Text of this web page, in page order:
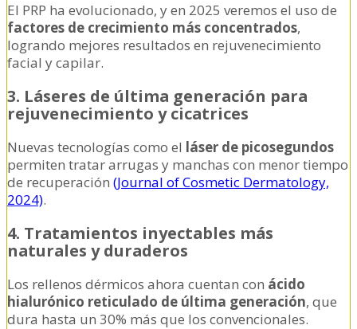
El PRP ha evolucionado, y en 2025 veremos el uso de
factores de crecimiento más concentrados,
logrando mejores resultados en rejuvenecimiento
facial y capilar.
3. Láseres de última generación para
rejuvenecimiento y cicatrices
Nuevas tecnologías como el láser de picosegundos
permiten tratar arrugas y manchas con menor tiempo
de recuperación (Journal of Cosmetic Dermatology,
2024).
4. Tratamientos inyectables más
naturales y duraderos
Los rellenos dérmicos ahora cuentan con ácido
hialurónico reticulado de última generación, que
dura hasta un 30% más que los convencionales.